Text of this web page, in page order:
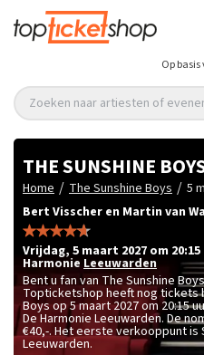
Op basis
Zoeken naar artiesten of
THE SUNSHINE
Home / The Sunshine Boys / 5
Bert Visscher en Martin van
vrijdag, 5 maart 2027 om 20:15
Harmonie Leeuwarden
Bent u fan van The Sunshine
Topticketshop heeft nog tickets
Boys op 5 maart 2027 om 20:15
De Harmonie Leeuwarden. De
€40,-. Het eerste verkooppunt is
Leeuwarden.